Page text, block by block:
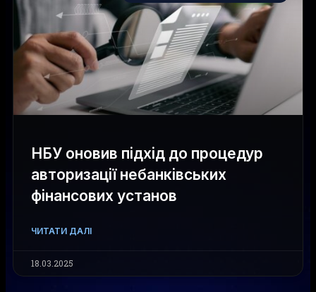
НБУ оновив підхід до процедур
авторизації небанківських
фінансових установ
ЧИТАТИ ДАЛІ
18.03.2025